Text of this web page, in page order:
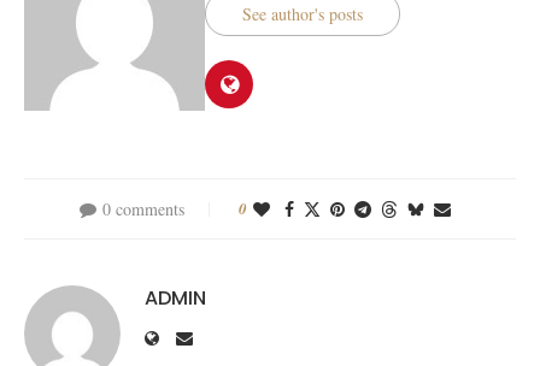
See author's posts
0 comments 0
ADMIN